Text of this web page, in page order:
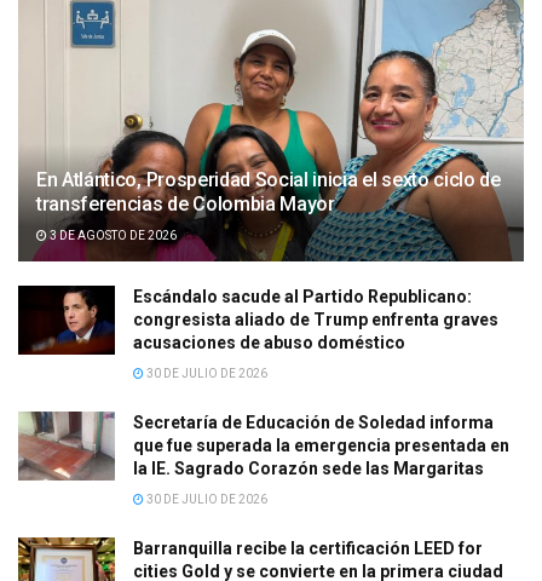
En Atlántico, Prosperidad Social inicia el sexto ciclo de
transferencias de Colombia Mayor
3 DE AGOSTO DE 2026
Escándalo sacude al Partido Republicano:
congresista aliado de Trump enfrenta graves
acusaciones de abuso doméstico
30 DE JULIO DE 2026
Secretaría de Educación de Soledad informa
que fue superada la emergencia presentada en
la IE. Sagrado Corazón sede las Margaritas
30 DE JULIO DE 2026
Barranquilla recibe la certificación LEED for
cities Gold y se convierte en la primera ciudad